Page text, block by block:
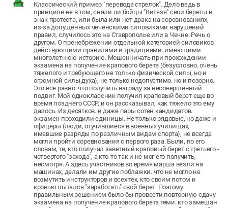
Классический пример "перевода стрелок". Дело ведь в
принципе не в том, сняли ли бойцы "Витязя" свои береты в
знак протеста, или была или нет драка на соревнованиях,
из-за допущенных чеченскими силовиками нарушений
правил, случилось это на Ставрополье или в Чечне. Речь о
другом. О пренебрежении отдельной категорией силовиков
действующими правилами и традициями. имеющими
многолетнюю историю. Мошенничать при прохождении
экзамена на получение крапового берета (безусловно. очень
тяжелого и требующего не только физической силы, но и
огромной силы духа), не только недопустимо. но и позорно.
Это все равно. что получить награду за несовершенный
подвиг. Мой одноклассник получил краповый берет еще во
время позднего СССР, и он рассказывал, как тяжело это ему
далось. Из десятков. и даже пары сотен кандидатов.
экзамен проходили единицы. Не только рядовые, но даже и
офицеры (люди, отучившиеся в военных училищах,
имевшие разряды по различным видам спорта), не всегда
могли пройти соревнования с первого раза. Были, по его
словам, те, кто получал заветный краповый берет с третьего -
четвертого "захода", а кто-то так и не мог его получить,
несмотря. А здесь участников во время марша везли на
машинах, делали им другие поблажки. что не могло не
возмутить инструкторов и всех тех, кто своим потом и
кровью пытался "заработать" свой берет. Поэтому.
правильным решением было бы провести повторную сдачу
экзамена на получение крапового берета теми. кто замешан